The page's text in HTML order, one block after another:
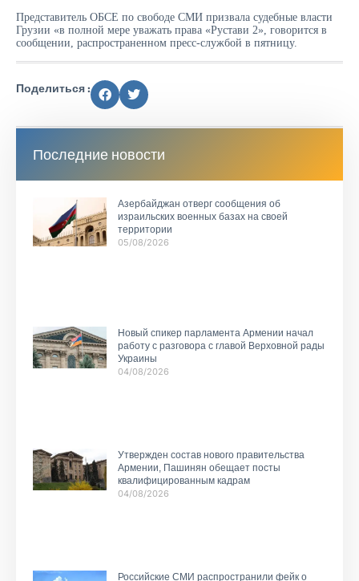
Представитель ОБСЕ по свободе СМИ призвала судебные власти
Грузии «в полной мере уважать права «Рустави 2», говорится в
сообщении, распространенном пресс-службой в пятницу.
Поделиться :
Последние новости
Азербайджан отверг сообщения об
израильских военных базах на своей
территории
05/08/2026
Новый спикер парламента Армении начал
работу с разговора с главой Верховной рады
Украины
04/08/2026
Утвержден состав нового правительства
Армении, Пашинян обещает посты
квалифицированным кадрам
04/08/2026
Российские СМИ распространили фейк о